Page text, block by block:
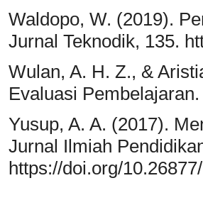
Waldopo, W. (2019).
Jurnal Teknodik, 135.
Wulan, A. H. Z., &
Evaluasi
Yusup, A. A. (2017).
Jurnal Ilmiah
https://doi.org/